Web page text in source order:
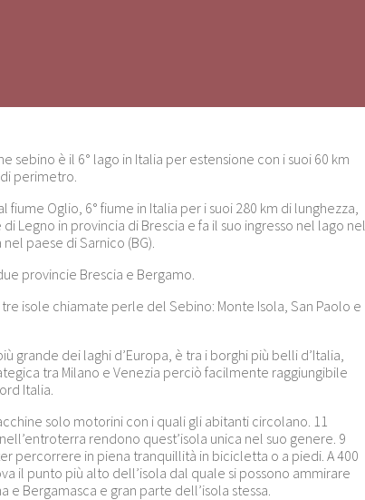
sebino è il 6° lago in Italia per estensione con i suoi 60 km
perimetro.
Oglio, 6° fiume in Italia per i suoi 280 km di lunghezza,
Legno in provincia di Brescia e fa il suo ingresso nel lago nel
paese di Sarnico (BG).
provincie Brescia e Bergamo.
isole chiamate perle del Sebino: Monte Isola, San Paolo e
grande dei laghi d’Europa, è tra i borghi più belli d’Italia,
tra Milano e Venezia perciò facilmente raggiungibile
Italia.
solo motorini con i quali gli abitanti circolano. 11
rendono quest’isola unica nel suo genere. 9
percorrere in piena tranquillità in bicicletta o a piedi. A 400
il punto più alto dell’isola dal quale si possono ammirare
e Bergamasca e gran parte dell’isola stessa.